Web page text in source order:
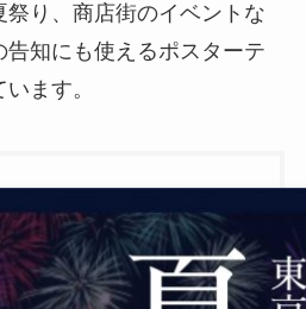
り、商店街のイベントな
告知にも使えるポスターテ
ます。